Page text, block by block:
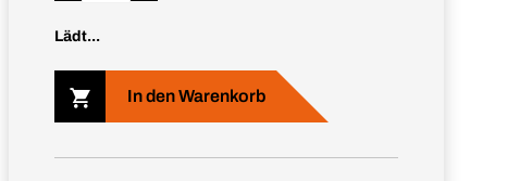
Lädt...
In den Warenkorb